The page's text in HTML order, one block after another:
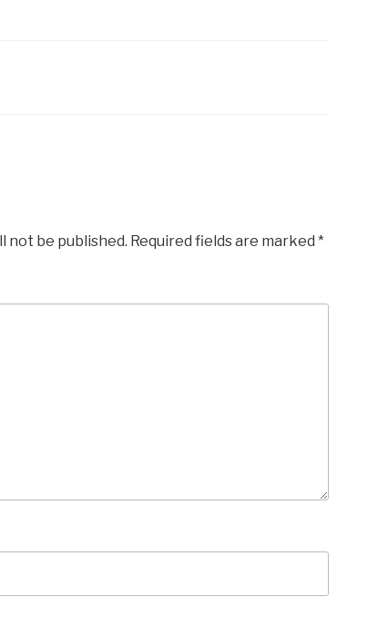
not be published. Required fields are marked *